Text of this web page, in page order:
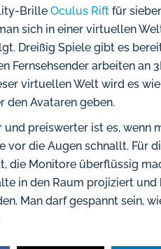
Brille Oculus Rift für
sich in einer virtuellen
Dreißig Spiele gibt es
Fernsehsender arbeiten an
virtuellen Welt wird es
den Avataren geben.
und preiswerter ist es, wenn
vor die Augen schnallt. Für
die Monitore überflüssig
in den Raum projiziert
Man darf gespannt sein,